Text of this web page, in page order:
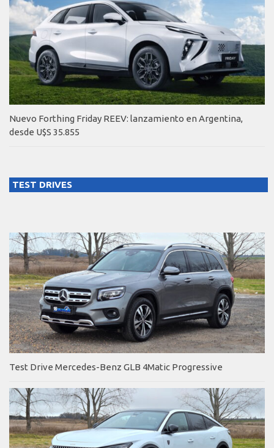
Nuevo Forthing Friday REEV: lanzamiento en Argentina,
desde U$S 35.855
TEST DRIVES
Test Drive Mercedes-Benz GLB 4Matic Progressive